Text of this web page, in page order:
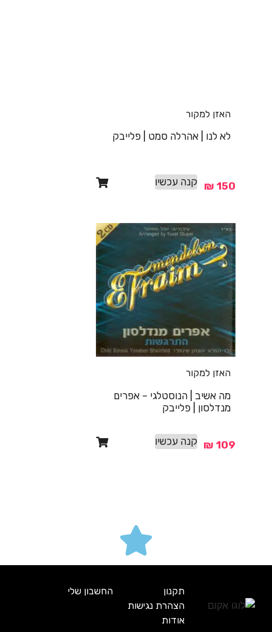
האזן למקור
לא לנו | אהרלה סמט | פלייבק
₪ 150 קנה עכשיו
האזן למקור
מה אשיב | הנוסטלגי – אפרים
מנדלסון | פלייבק
₪ 109 קנה עכשיו
תקנון
החשבון שלי
הצהרת נגישות
אודות